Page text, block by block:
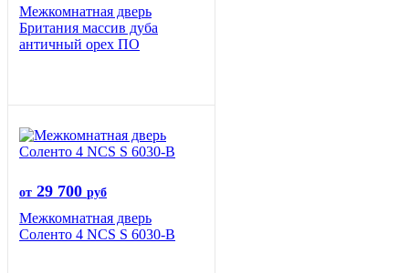
Межкомнатная дверь
Британия массив дуба
античный орех ПО
от 29 700 руб
Межкомнатная дверь
Соленто 4 NCS S 6030-B